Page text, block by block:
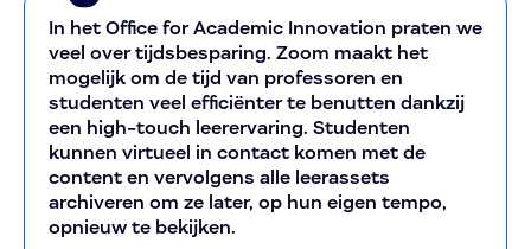
In het Office for Academic Innovation praten we
veel over tijdsbesparing. Zoom maakt het
mogelijk om de tijd van professoren en
studenten veel efficiënter te benutten dankzij
een high-touch leerervaring. Studenten
kunnen virtueel in contact komen met de
content en vervolgens alle leerassets
archiveren om ze later, op hun eigen tempo,
opnieuw te bekijken.